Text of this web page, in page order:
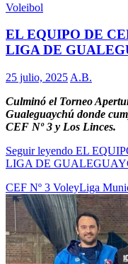
Voleibol
EL EQUIPO DE
LIGA DE
25 julio, 2025 A.B.
Culminó el Torneo
Gualeguaychú donde
CEF Nº 3 y Los Linces.
Seguir leyendo EL
LIGA DE
CEF Nº 3 VoleyLiga